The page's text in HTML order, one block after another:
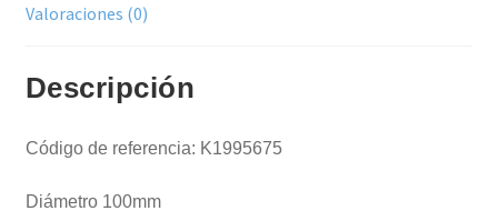
Valoraciones (0)
Descripción
Código de referencia: K1995675
Diámetro 100mm